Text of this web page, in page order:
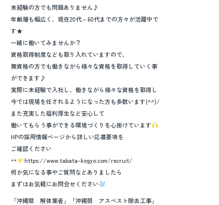
未経験の方でも問題ありません♪
年齢層も幅広く、現在20代～60代までの方々が活躍中で
す★
一緒に働いてみませんか？
資格取得制度なども取り入れていますので、
無資格の方でも働きながら様々な資格を取得していく事
ができます♪
実際に未経験で入社し、働きながら様々な資格を取得し
今では現場を任されるようになった方も多数います(^^)/
また充実した福利厚生など安心して
働いてもらう事ができる環境づくりを心掛けています
HPの採用情報ページから詳しい応募要項を
ご確認ください
https://www.tabata-kogyo.com/recruit/
何か気になる事やご質問などありましたら
まずはお気軽にお問合せください
「沖縄県 解体業者」「沖縄県 アスベスト除去工事」